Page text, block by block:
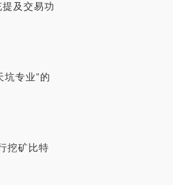
及交易功
专业”的
挖矿比特